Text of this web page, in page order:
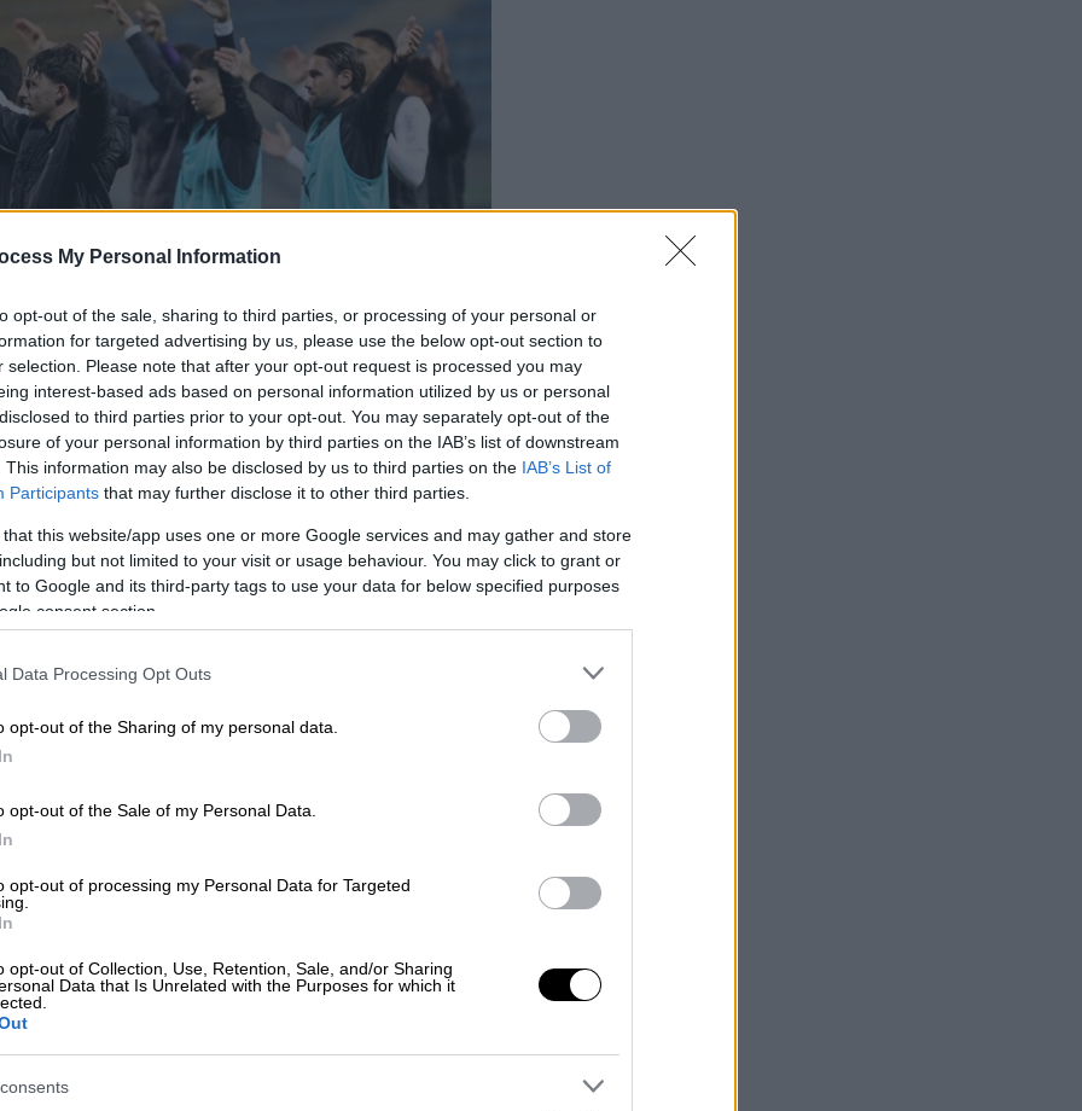
My Personal Information
opt-out of the sale, sharing to third parties, or processing of your personal or
for targeted advertising by us, please use the below opt-out section to
selection. Please note that after your opt-out request is processed you may
interest-based ads based on personal information utilized by us or personal
to third parties prior to your opt-out. You may separately opt-out of the
of your personal information by third parties on the IAB’s list of downstream
This information may also be disclosed by us to third parties on the IAB’s List of
Participants that may further disclose it to other third parties.
that this website/app uses one or more Google services and may gather and store
but not limited to your visit or usage behaviour. You may click to grant or
to Google and its third-party tags to use your data for below specified purposes
consent section.
Data Processing Opt Outs
opt-out of the Sharing of my personal data.
opt-out of the Sale of my Personal Data.
opt-out of processing my Personal Data for Targeted
opt-out of Collection, Use, Retention, Sale, and/or Sharing
Data that Is Unrelated with the Purposes for which it
το ΕΘΝΟΣ στη Google
στονΟΦΗαφαίρεση τριών βαθμών
της ομάδας Θανάση Παπάζογλου
και γιος τελείωσαν από
λίγων ωρών!
της ΕΠΟ οι Κρητικοί καλούνται εντός
από την Τρίτη 7/10- να πληρώσουν
ΟΦΗ προς τον ποδοσφαιριστή
αυτό τον δρόμο τη διαδοχή της
ΟΦΗ 1925 που συστάθηκε τον